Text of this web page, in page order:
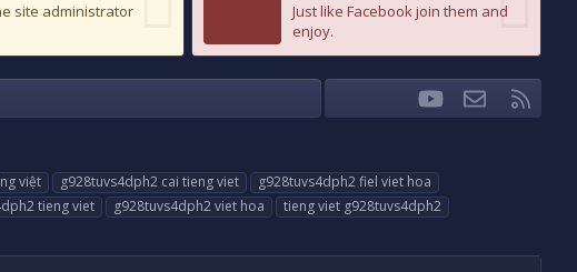
site administrator
Just like Facebook join them and
enjoy.
FacebookTwitteryoutubeLiên hệ
việt g928tuvs4dph2 cai tieng viet
g928tuvs4dph2 fiel viet hoa
tieng viet g928tuvs4dph2 viet hoa
tieng viet g928tuvs4dph2